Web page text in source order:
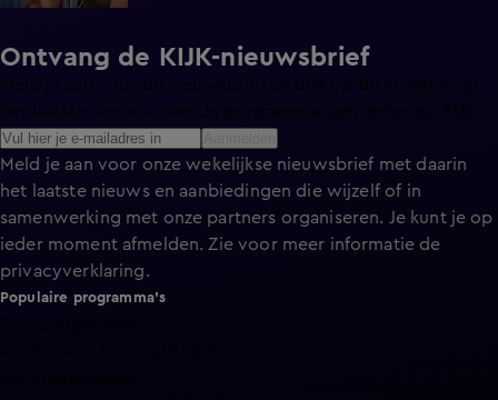
Ontvang de KIJK-nieuwsbrief
Meld je aan voor de nieuwsbrief en blijf op de hoogte van
Meld je aan voor onze wekelijkse nieuwsbrief met daarin
het laatste nieuws en aanbiedingen die wijzelf of in
samenwerking met onze partners organiseren. Je kunt je op
ieder moment afmelden. Zie voor meer informatie de
privacyverklaring.
Populaire programma's